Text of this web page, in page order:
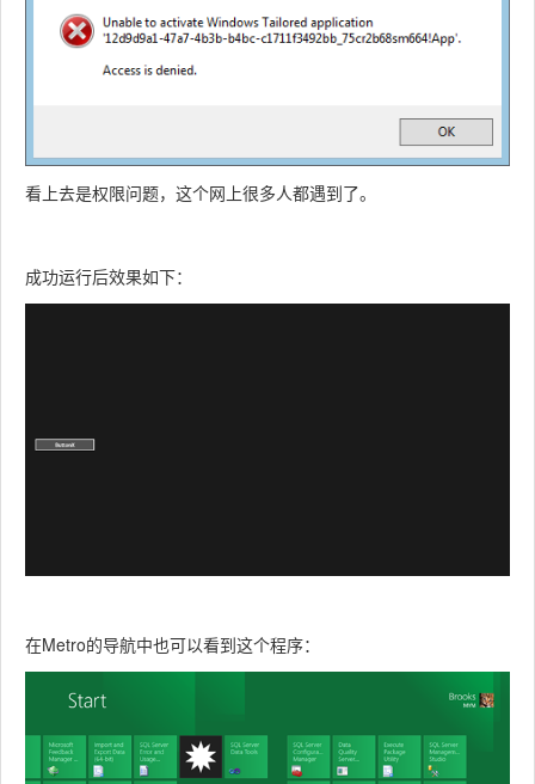
看上去是权限问题，这个网上很多人都遇到了。
成功运行后效果如下：
在Metro的导航中也可以看到这个程序：